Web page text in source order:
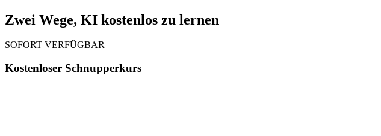
Zwei Wege, KI kostenlos zu lernen
SOFORT VERFÜGBAR
Kostenloser Schnupperkurs